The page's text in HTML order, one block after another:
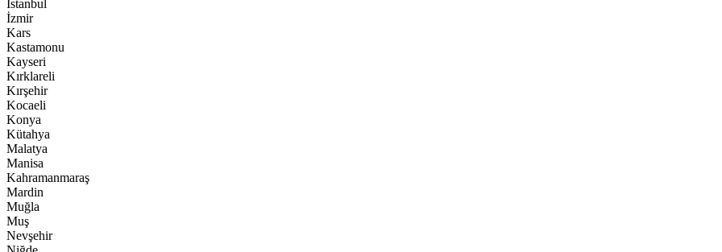
İstanbul
İzmir
Kars
Kastamonu
Kayseri
Kırklareli
Kırşehir
Kocaeli
Konya
Kütahya
Malatya
Manisa
Kahramanmaraş
Mardin
Muğla
Muş
Nevşehir